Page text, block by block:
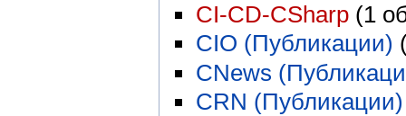
CI-CD-CSharp (1
CIO (Публикации)
CNews
CRN (Публикации)